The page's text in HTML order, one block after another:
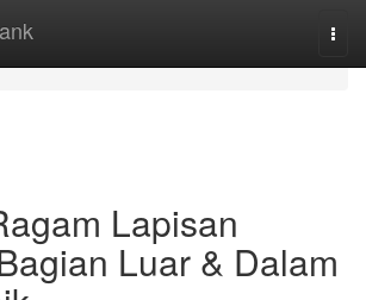
Lapisan
Luar & Dalam